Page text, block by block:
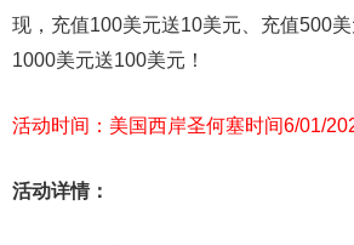
现，充值100美元送10美元、充值500
1000美元送100美元！
活动时间：美国西岸圣何塞时间6/01/
活动详情：